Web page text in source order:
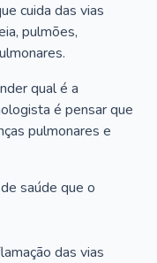
cuida das vias
pulmões,
qual é a
é pensar que
pulmonares e
saúde que o
das vias